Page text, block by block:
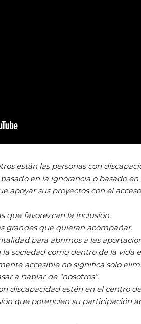
están las personas con
en la ignorancia o basado
apoyar sus proyectos con el
que favorezcan la inclusión.
grandes que quieran acompañar.
para abrirnos a las
sociedad como dentro de la vida
accesible no significa solo
a hablar de “nosotros”.
discapacidad estén en el centro
que potencien su participación